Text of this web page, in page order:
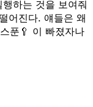
하는 것을 보여줘
어진다. 얘들은 왜
푼🥄 이 빠졌자나